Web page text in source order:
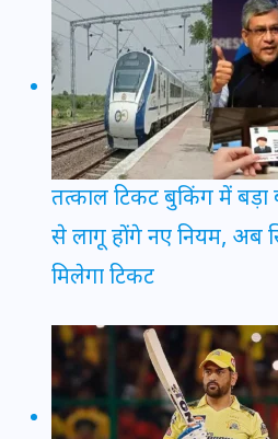
तत्काल टिकट बुकिंग में
से लागू होंगे नए नियम, अब
मिलेगा टिकट